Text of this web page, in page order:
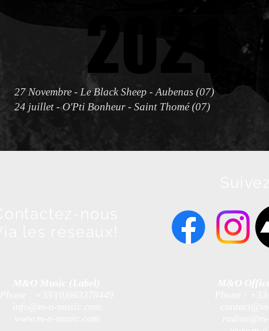
2021
2021
27 Novembre - Le Black Sheep - Aubenas (07)
24 juillet - O'Pti Bonheur - Saint Thomé (07)